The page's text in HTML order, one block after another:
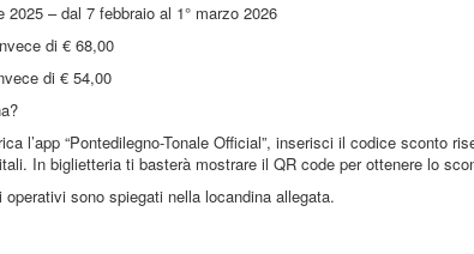
2025 – dal 7 febbraio al 1° marzo 2026
di € 68,00
di € 54,00
l’app “Pontedilegno-Tonale Official”, inserisci il codice sconto
In biglietteria ti basterà mostrare il QR code per ottenere lo
sono spiegati nella locandina allegata.